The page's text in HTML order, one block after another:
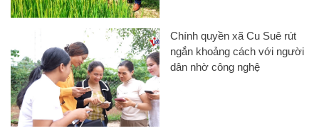
Chính quyền xã Cu Suê rút
ngắn khoảng cách với người
dân nhờ công nghệ